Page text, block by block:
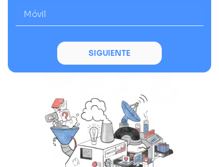
SIGUIENTE